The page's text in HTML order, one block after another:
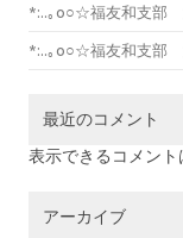
*:..｡o○☆福友和支部
*:..｡o○☆福友和支部
最近のコメント
表示できるコメント
アーカイブ